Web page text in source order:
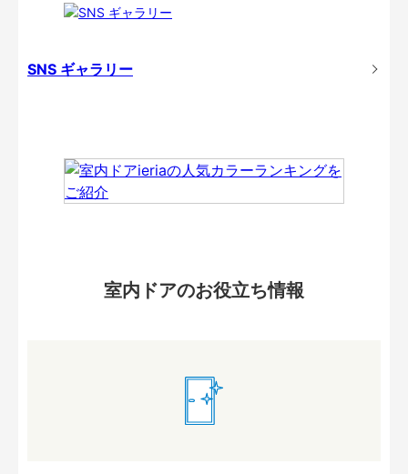
SNS ギャラリー
室内ドアのお役立ち情報